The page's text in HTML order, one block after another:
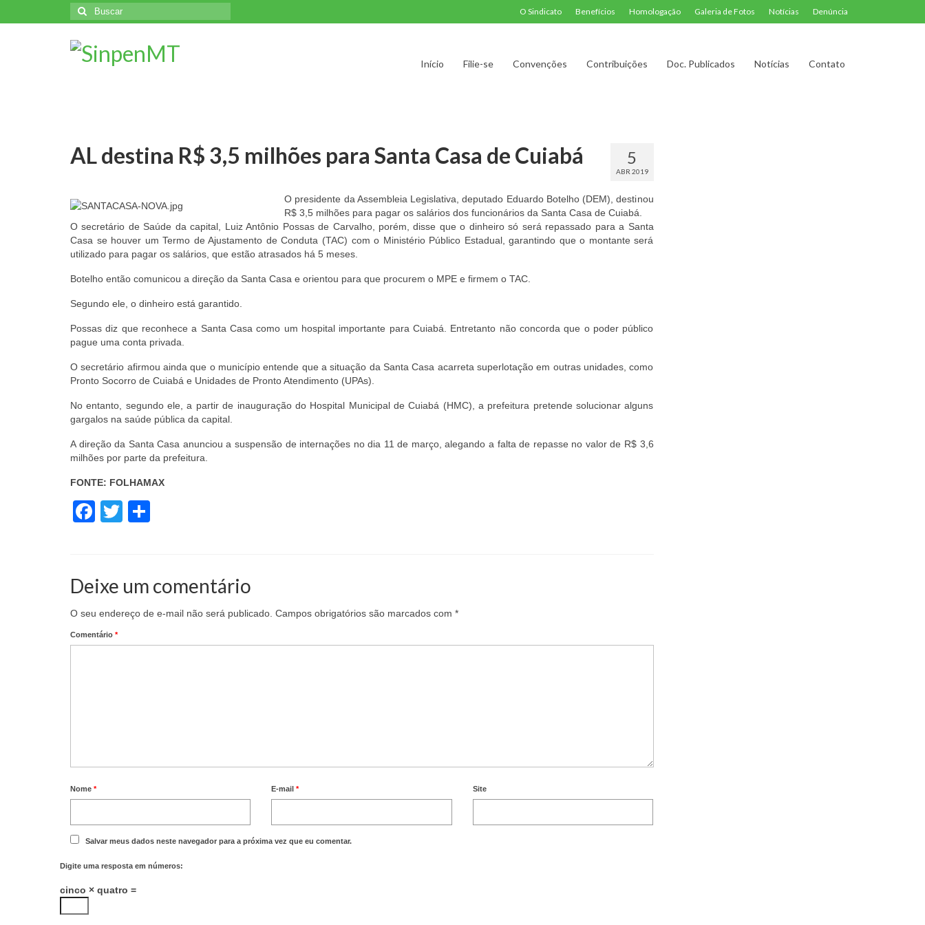
O Sindicato Benefícios Homologação Galeria de Fotos Notícias Denúncia
Buscar
por:
Início Filie-se Convenções Contribuições Doc. Publicados Notícias Contato
5
ABR 2019
AL destina R$ 3,5 milhões para Santa Casa de Cuiabá
O presidente da Assembleia Legislativa, deputado Eduardo Botelho (DEM), destinou
R$ 3,5 milhões para pagar os salários dos funcionários da Santa Casa de Cuiabá.
O secretário de Saúde da capital, Luiz Antônio Possas de Carvalho, porém, disse que o dinheiro só será repassado para a Santa
Casa se houver um Termo de Ajustamento de Conduta (TAC) com o Ministério Público Estadual, garantindo que o montante será
utilizado para pagar os salários, que estão atrasados há 5 meses.
Botelho então comunicou a direção da Santa Casa e orientou para que procurem o MPE e firmem o TAC.
Segundo ele, o dinheiro está garantido.
Possas diz que reconhece a Santa Casa como um hospital importante para Cuiabá. Entretanto não concorda que o poder público
pague uma conta privada.
O secretário afirmou ainda que o município entende que a situação da Santa Casa acarreta superlotação em outras unidades, como
Pronto Socorro de Cuiabá e Unidades de Pronto Atendimento (UPAs).
No entanto, segundo ele, a partir de inauguração do Hospital Municipal de Cuiabá (HMC), a prefeitura pretende solucionar alguns
gargalos na saúde pública da capital.
A direção da Santa Casa anunciou a suspensão de internações no dia 11 de março, alegando a falta de repasse no valor de R$ 3,6
milhões por parte da prefeitura.
FONTE: FOLHAMAX
Facebook
Twitter
Deixe um comentário
O seu endereço de e-mail não será publicado. Campos obrigatórios são marcados com *
Comentário *
Nome * E-mail* Site
Salvar meus dados neste navegador para a próxima vez que eu comentar.
Digite uma resposta em números:
cinco × quatro =